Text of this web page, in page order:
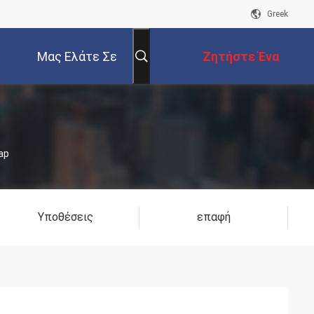
Greek
Μας Ελάτε Σε Ζητήστε Ένα
Απόσπασμα
Υποθέσεις επαφή